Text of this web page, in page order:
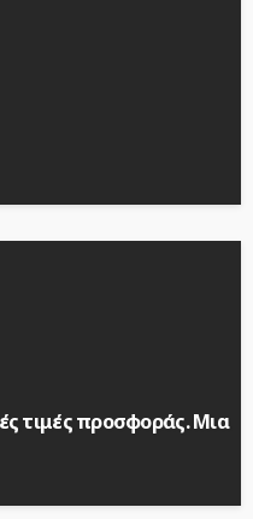
τιμές προσφοράς. Μια